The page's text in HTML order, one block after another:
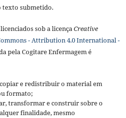
texto submetido.
sob a licençaCreative
- Attribution 4.0 International -
pela Cogitare Enfermagem é
e redistribuir o material em
formato;
transformar e construir sobre o
finalidade, mesmo